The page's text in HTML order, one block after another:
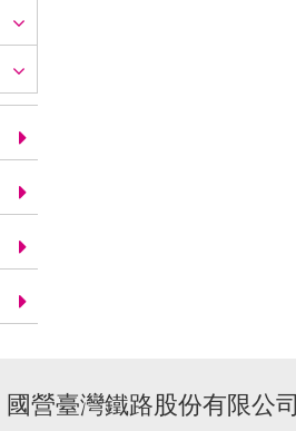
國營臺灣鐵路股份有限公司